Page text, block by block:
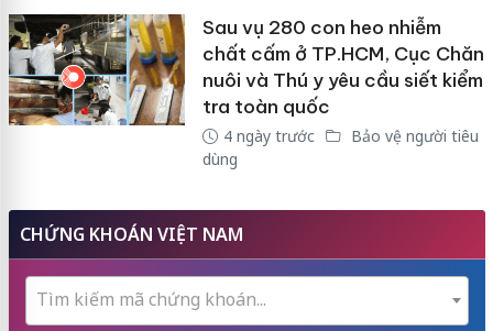
Sau vụ 280 con heo nhiễm
chất cấm ở TP.HCM, Cục Chăn
nuôi và Thú y yêu cầu siết kiểm
tra toàn quốc
4 ngày trước
Bảo vệ người tiêu
dùng
CHỨNG KHOÁN VIỆT NAM
Tìm kiếm mã chứng khoán...